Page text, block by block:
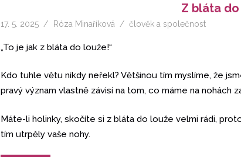
Z bláta
17. 5. 2025 Róza Minaříková člověk a společnost
„To je jak z bláta do louže!“
Kdo tuhle větu nikdy neřekl? Většinou tím myslíme, že
pravý význam vlastně závisí na tom, co máme na nohách
Máte-li holinky, skočíte si z bláta do louže velmi rádi,
tím utrpěly vaše nohy.